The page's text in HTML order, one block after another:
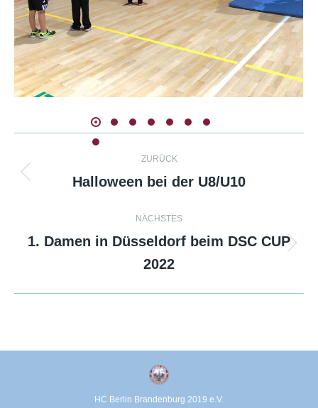
Kommentarnavigation
ZURÜCK
Vorheriger
Halloween bei der U8/U10
NÄCHSTES
Beitrag:
1. Damen in Düsseldorf beim DSC CUP
2022
HC Berlin Brandenburg 2019 e.V.